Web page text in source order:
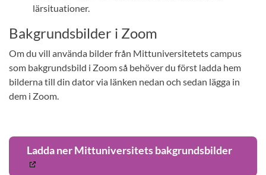
lärsituationer.
Bakgrundsbilder i Zoom
Om du vill använda bilder från Mittuniversitetets campus
som bakgrundsbild i Zoom så behöver du först ladda hem
bilderna till din dator via länken nedan och sedan lägga in
dem i Zoom.
Ladda ner Mittuniversitets bakgrundsbilder